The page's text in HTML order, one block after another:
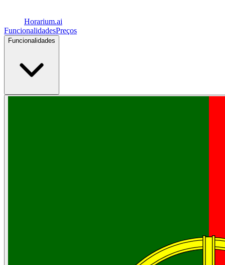
Horarium.ai
FuncionalidadesPreços
Funcionalidades